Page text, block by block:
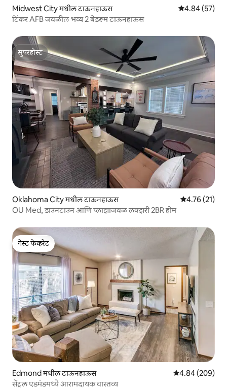
Midwest City मधील टाऊनहाऊस 5 पैकी 4.84
4.84 (57)
टिंकर AFB जवळील भव्य 2 बेडरूम टाऊनहाऊस
सुपरहोस्ट
सुपरहोस्ट
Oklahoma City मधील टाऊनहाऊस 5 पैकी 4.76
4.76 (21)
OU Med, डाउनटाउन आणि प्लाझाजवळ लक्झरी 2BR होम
गेस्ट फेव्हरेट
गेस्ट फेव्हरेट
Edmond मधील टाऊनहाऊस 5 पैकी 4.84
4.84 (209)
सेंट्रल एडमंडमध्ये आरामदायक वास्तव्य